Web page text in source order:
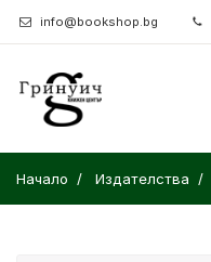
info@bookshop.bg
Начало Издателства